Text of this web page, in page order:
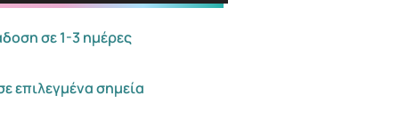
σε 1-3 ημέρες
επιλεγμένα σημεία